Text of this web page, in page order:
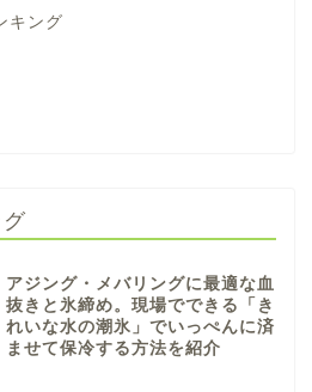
キング
アジング・メバリングに最適な血
抜きと氷締め。現場でできる「き
れいな水の潮氷」でいっぺんに済
ませて保冷する方法を紹介